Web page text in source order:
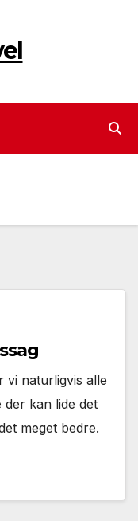
vi naturligvis alle
kan lide det
meget bedre.